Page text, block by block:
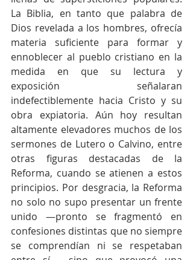
La Biblia, en tanto que palabra de
Dios revelada a los hombres, ofrecía
materia suficiente para formar y
ennoblecer al pueblo cristiano en la
medida en que su lectura y
exposición señalaran
indefectiblemente hacia Cristo y su
obra expiatoria. Aún hoy resultan
altamente elevadores muchos de los
sermones de Lutero o Calvino, entre
otras figuras destacadas de la
Reforma, cuando se atienen a estos
principios. Por desgracia, la Reforma
no solo no supo presentar un frente
unido —pronto se fragmentó en
confesiones distintas que no siempre
se comprendían ni se respetaban